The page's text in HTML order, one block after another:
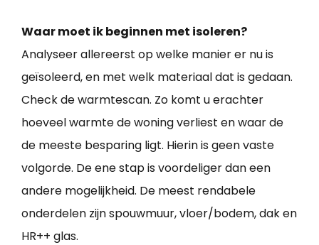
Waar moet ik beginnen met isoleren?
Analyseer allereerst op welke manier er nu is
geïsoleerd, en met welk materiaal dat is gedaan.
Check de warmtescan. Zo komt u erachter
hoeveel warmte de woning verliest en waar de
de meeste besparing ligt. Hierin is geen vaste
volgorde. De ene stap is voordeliger dan een
andere mogelijkheid. De meest rendabele
onderdelen zijn spouwmuur, vloer/bodem, dak en
HR++ glas.